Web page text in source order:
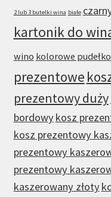
2 lub 3 butelki wina białe
kartonik do
wino kolorowe
prezentowe
prezentowy duży
bordowykosz
kosz prezentowy
prezentowy
prezentowy
kaszerowany złoty